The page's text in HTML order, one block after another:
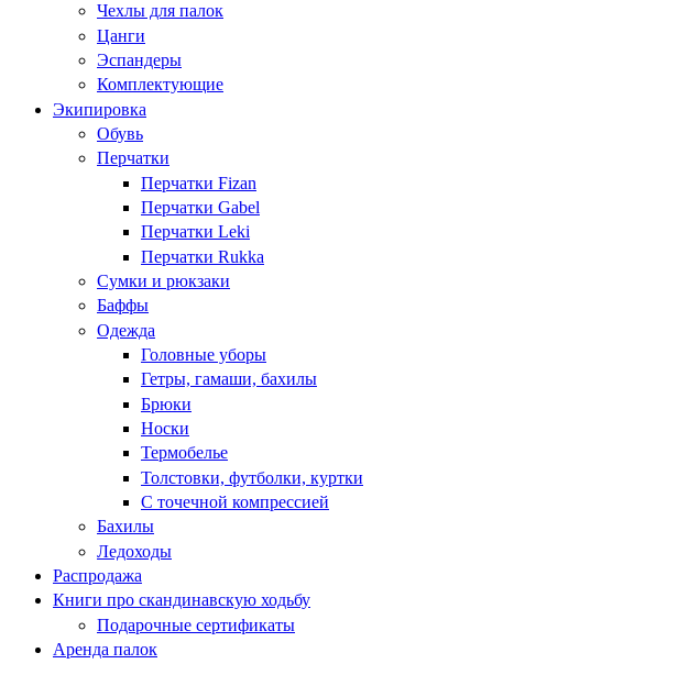
Чехлы для палок
Цанги
Эспандеры
Комплектующие
Экипировка
Обувь
Перчатки
Перчатки Fizan
Перчатки Gabel
Перчатки Leki
Перчатки Rukka
Сумки и рюкзаки
Баффы
Одежда
Головные уборы
Гетры, гамаши, бахилы
Брюки
Носки
Термобелье
Толстовки, футболки, куртки
С точечной компрессией
Бахилы
Ледоходы
Распродажа
Книги про скандинавскую ходьбу
Подарочные сертификаты
Аренда палок